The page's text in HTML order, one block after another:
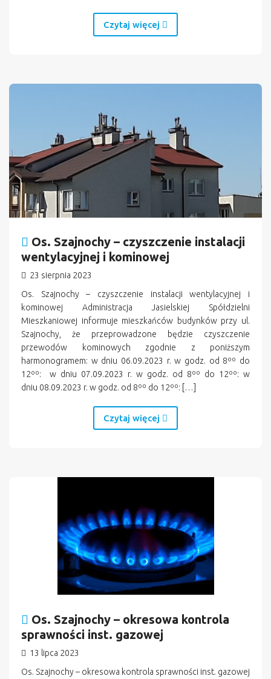
Czytaj więcej
Os. Szajnochy – czyszczenie instalacji
wentylacyjnej i kominowej
23 sierpnia 2023
Os. Szajnochy – czyszczenie instalacji wentylacyjnej i
kominowej Administracja Jasielskiej Spółdzielni
Mieszkaniowej informuje mieszkańców budynków przy ul.
Szajnochy, że przeprowadzone będzie czyszczenie
przewodów kominowych zgodnie z poniższym
harmonogramem: w dniu 06.09.2023 r. w godz. od 8ºº do
12ºº: w dniu 07.09.2023 r. w godz. od 8ºº do 12ºº: w
dniu 08.09.2023 r. w godz. od 8ºº do 12ºº: […]
Czytaj więcej
Os. Szajnochy – okresowa kontrola
sprawności inst. gazowej
13 lipca 2023
Os. Szajnochy – okresowa kontrola sprawności inst. gazowej